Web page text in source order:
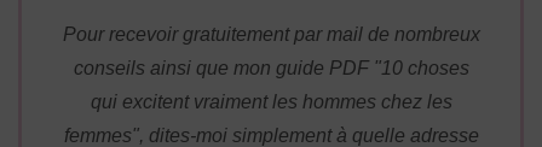
Pour recevoir gratuitement par mail de nombreux
conseils ainsi que mon guide PDF "10 choses
qui excitent vraiment les hommes chez les
femmes", dites-moi simplement à quelle adresse